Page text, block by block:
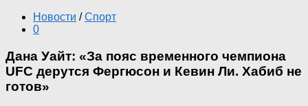
Новости / Спорт
0
Дана Уайт: «За пояс временного чемпиона
UFC дерутся Фергюсон и Кевин Ли. Хабиб не
готов»